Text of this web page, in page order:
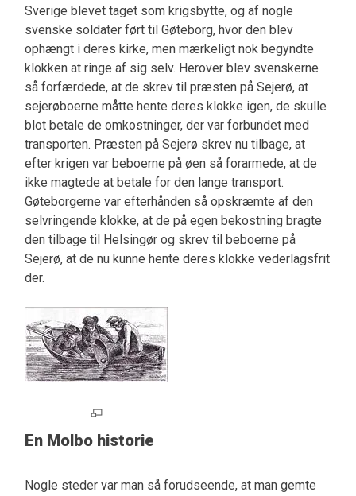
Sverige blevet taget som krigsbytte, og af nogle
svenske soldater ført til Gøteborg, hvor den blev
ophængt i deres kirke, men mærkeligt nok begyndte
klokken at ringe af sig selv. Herover blev svenskerne
så forfærdede, at de skrev til præsten på Sejerø, at
sejerøboerne måtte hente deres klokke igen, de skulle
blot betale de omkostninger, der var forbundet med
transporten. Præsten på Sejerø skrev nu tilbage, at
efter krigen var beboerne på øen så forarmede, at de
ikke magtede at betale for den lange transport.
Gøteborgerne var efterhånden så opskræmte af den
selvringende klokke, at de på egen bekostning bragte
den tilbage til Helsingør og skrev til beboerne på
Sejerø, at de nu kunne hente deres klokke vederlagsfrit
der.
En Molbo historie
Nogle steder var man så forudseende, at man gemte